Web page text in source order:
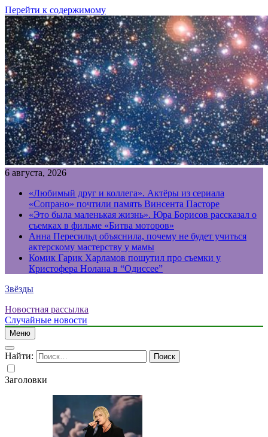
Перейти к содержимому
6 августа, 2026
«Любимый друг и коллега». Актёры из сериала
«Сопрано» почтили память Винсента Пасторе
«Это была маленькая жизнь». Юра Борисов рассказал о
съемках в фильме «Битва моторов»
Анна Пересильд объяснила, почему не будет учиться
актерскому мастерству у мамы
Комик Гарик Харламов пошутил про съемки у
Кристофера Нолана в “Одиссее”
Звёзды
Новостная рассылка
Случайные новости
Меню
Найти:
Заголовки